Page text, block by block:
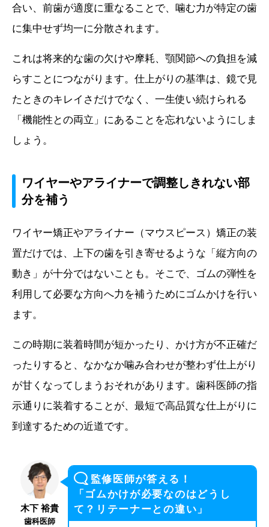
合い、前歯が適度に重なることで、噛む力が特定の歯
に集中せず均一に分散されます。
これは将来的な歯の欠けや摩耗、顎関節への負担を減
らすことにつながります。仕上がりの基準は、鏡で見
たときのキレイさだけでなく、一生使い続けられる
「機能性との両立」にあることを忘れないようにしま
しょう。
ワイヤーやアライナーで調整しきれない部
分を補う
ワイヤー矯正やアライナー（マウスピース）矯正の装
置だけでは、上下の歯を引き寄せるような「縦方向の
動き」が十分ではないことも。そこで、ゴムの弾性を
利用して必要な方向へ力を補うためにゴムかけを行い
ます。
この時期に装着時間が短かったり、かけ方が不正確だ
ったりすると、なかなか噛み合わせが整わず仕上がり
が甘くなってしまうおそれがあります。歯科医師の指
示通りに装着することが、最短で高品質な仕上がりに
到達するための近道です。
木下 裕貴
歯科医師
監修医師が答える！
「ゴムかけが必要なのはどうし
て？リテーナーとの違い」